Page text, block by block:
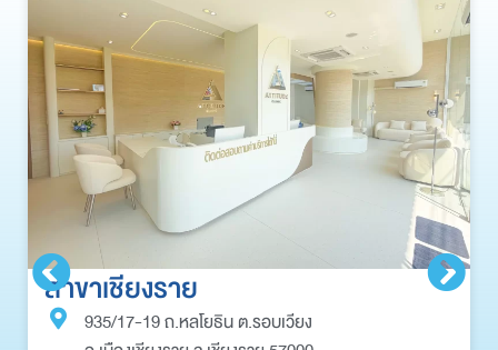
สาขาเชียงราย
935/17-19 ถ.หลโยธิน ต.รอบเวียง